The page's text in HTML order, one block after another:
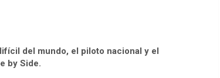
del mundo, el piloto nacional y el
by Side.